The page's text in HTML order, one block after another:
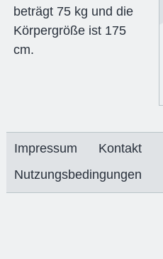
beträgt 75 kg und die
Körpergröße ist 175
cm.
Impressum Kontakt
Nutzungsbedingungen